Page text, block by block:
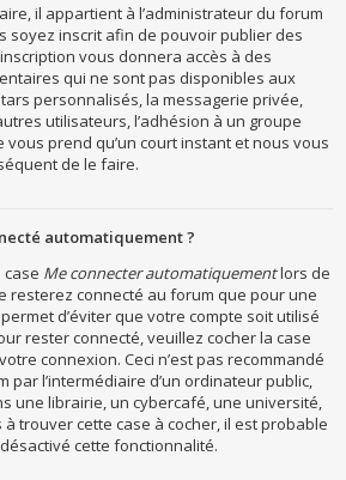
il appartient à l’administrateur du forum
soyez inscrit afin de pouvoir publier des
vous donnera accès à des
qui ne sont pas disponibles aux
personnalisés, la messagerie privée,
utilisateurs, l’adhésion à un groupe
vous prend qu’un court instant et nous vous
de le faire.
automatiquement ?
case Me connecter automatiquementlors de
resterez connecté au forum que pour une
d’éviter que votre compte soit utilisé
rester connecté, veuillez cocher la case
connexion. Ceci n’est pas recommandé
par l’intermédiaire d’un ordinateur public,
une librairie, un cybercafé, une université,
à trouver cette case à cocher, il est probable
cette fonctionnalité.